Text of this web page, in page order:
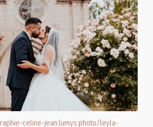
celine-jean.lumys.photo/leyla-